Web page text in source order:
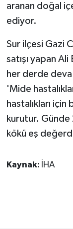
aranan doğal
ediyor.
Sur ilçesi Gazi
satışı yapan
her derde
'Mide
hastalıkları
kurutur.
kökü eş
Kaynak: İHA
SPOR
TEKNOLOJİ
Turizm
ÜLKE